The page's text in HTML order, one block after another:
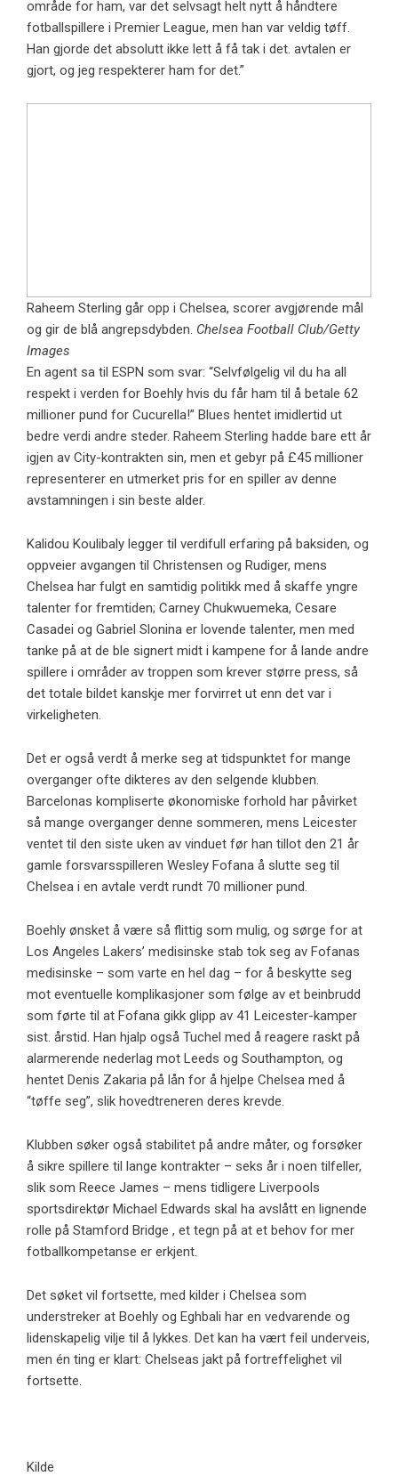
område for ham, var det selvsagt helt nytt å håndtere
fotballspillere i Premier League, men han var veldig tøff.
Han gjorde det absolutt ikke lett å få tak i det. avtalen er
gjort, og jeg respekterer ham for det.”
Raheem Sterling går opp i Chelsea, scorer avgjørende mål
og gir de blå angrepsdybden. Chelsea Football Club/Getty
Images
En agent sa til ESPN som svar: “Selvfølgelig vil du ha all
respekt i verden for Boehly hvis du får ham til å betale 62
millioner pund for Cucurella!” Blues hentet imidlertid ut
bedre verdi andre steder. Raheem Sterling hadde bare ett år
igjen av City-kontrakten sin, men et gebyr på £45 millioner
representerer en utmerket pris for en spiller av denne
avstamningen i sin beste alder.
Kalidou Koulibaly legger til verdifull erfaring på baksiden, og
oppveier avgangen til Christensen og Rudiger, mens
Chelsea har fulgt en samtidig politikk med å skaffe yngre
talenter for fremtiden; Carney Chukwuemeka, Cesare
Casadei og Gabriel Slonina er lovende talenter, men med
tanke på at de ble signert midt i kampene for å lande andre
spillere i områder av troppen som krever større press, så
det totale bildet kanskje mer forvirret ut enn det var i
virkeligheten.
Det er også verdt å merke seg at tidspunktet for mange
overganger ofte dikteres av den selgende klubben.
Barcelonas kompliserte økonomiske forhold har påvirket
så mange overganger denne sommeren, mens Leicester
ventet til den siste uken av vinduet før han tillot den 21 år
gamle forsvarsspilleren Wesley Fofana å slutte seg til
Chelsea i en avtale verdt rundt 70 millioner pund.
Boehly ønsket å være så flittig som mulig, og sørge for at
Los Angeles Lakers’ medisinske stab tok seg av Fofanas
medisinske – som varte en hel dag – for å beskytte seg
mot eventuelle komplikasjoner som følge av et beinbrudd
som førte til at Fofana gikk glipp av 41 Leicester-kamper
sist. årstid. Han hjalp også Tuchel med å reagere raskt på
alarmerende nederlag mot Leeds og Southampton, og
hentet Denis Zakaria på lån for å hjelpe Chelsea med å
“tøffe seg”, slik hovedtreneren deres krevde.
Klubben søker også stabilitet på andre måter, og forsøker
å sikre spillere til lange kontrakter – seks år i noen tilfeller,
slik som Reece James – mens tidligere Liverpools
sportsdirektør Michael Edwards skal ha avslått en lignende
rolle på Stamford Bridge , et tegn på at et behov for mer
fotballkompetanse er erkjent.
Det søket vil fortsette, med kilder i Chelsea som
understreker at Boehly og Eghbali har en vedvarende og
lidenskapelig vilje til å lykkes. Det kan ha vært feil underveis,
men én ting er klart: Chelseas jakt på fortreffelighet vil
fortsette.
Kilde